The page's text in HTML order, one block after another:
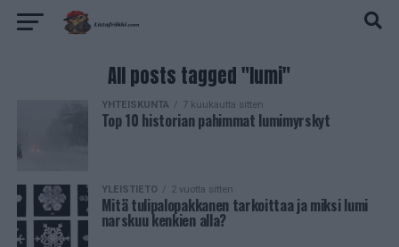
All posts tagged "lumi"
YHTEISKUNTA 7 kuukautta sitten
Top 10 historian pahimmat lumimyrskyt
YLEISTIETO 2 vuotta sitten
Mitä tulipalopakkanen tarkoittaa ja miksi lumi
narskuu kenkien alla?